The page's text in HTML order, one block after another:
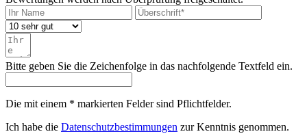
Bitte geben Sie die Zeichenfolge in das nachfolgende Textfeld ein.
Die mit einem * markierten Felder sind Pflichtfelder.
Ich habe die Datenschutzbestimmungen zur Kenntnis genommen.